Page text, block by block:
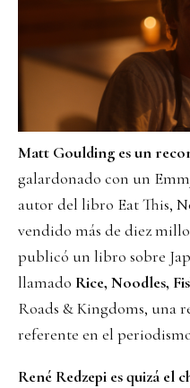
Matt Goulding es un
galardonado con un
autor del libro Eat This,
vendido más de diez
publicó un libro sobre
llamado Rice, Noodles,
Roads & Kingdoms, una
referente en el
René Redzepi es quizá el